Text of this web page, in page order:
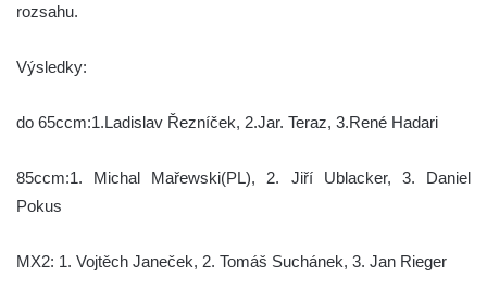
rozsahu.
Výsledky:
do 65ccm:1.Ladislav Řezníček, 2.Jar. Teraz, 3.René Hadari
85ccm:1. Michal Mařewski(PL), 2. Jiří Ublacker, 3. Daniel
Pokus
MX2: 1. Vojtěch Janeček, 2. Tomáš Suchánek, 3. Jan Rieger